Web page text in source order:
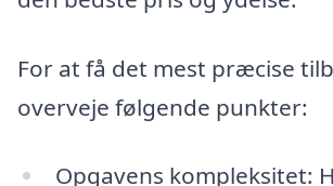
For at få det mest præcise
overveje følgende punkter:
Opgavens kompleksitet: